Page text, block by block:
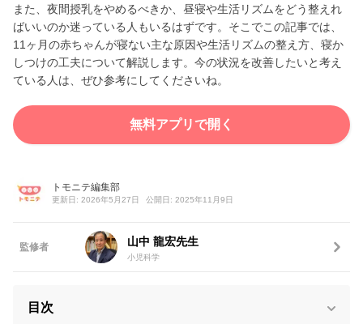
また、夜間授乳をやめるべきか、昼寝や生活リズムをどう整えれ
ばいいのか迷っている人もいるはずです。そこでこの記事では、
11ヶ月の赤ちゃんが寝ない主な原因や生活リズムの整え方、寝か
しつけの工夫について解説します。今の状況を改善したいと考え
ている人は、ぜひ参考にしてくださいね。
無料アプリで開く
トモニテ編集部
更新日: 2026年5月27日 公開日: 2025年11月9日
監修者 山中 龍宏先生
小児科学
目次